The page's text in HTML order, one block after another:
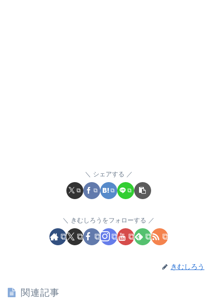
シェアする
きむしろうをフォローする
きむしろう
関連記事